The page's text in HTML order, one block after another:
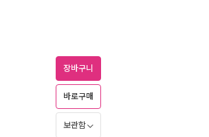
장바구니
바로구매
보관함